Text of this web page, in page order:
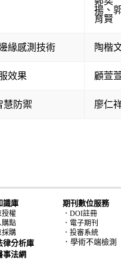
揚 、
育賢
緣感測技術 陶楷
效果 顧萱
慧防禦 廖仁
識庫
授權
購點
採購
律分析庫
事法網
期刊數位服務
．DOI註冊
．電子期刊
．投審系統
．學術不端檢測